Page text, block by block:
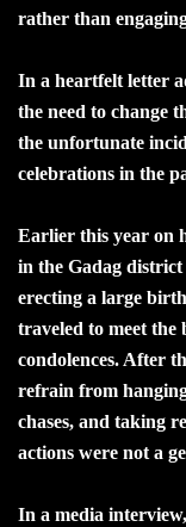
rather than
In a heartfelt letter
the need to change
the unfortunate
celebrations in the
Earlier this year on
in the Gadag
erecting a large
traveled to meet the
condolences. After
refrain from
chases, and taking
actions were not a
In a media